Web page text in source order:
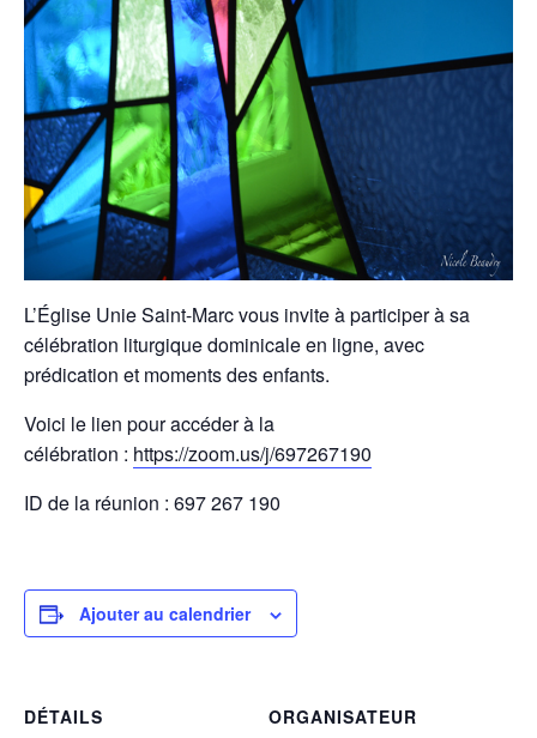
L’Église Unie Saint-Marc vous invite à participer à sa
célébration liturgique dominicale en ligne, avec
prédication et moments des enfants.
Voici le lien pour accéder à la
célébration : https://zoom.us/j/697267190
ID de la réunion : 697 267 190
Ajouter au calendrier
DÉTAILS
ORGANISATEUR